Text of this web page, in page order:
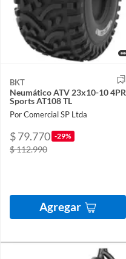
BKT
Neumático ATV 23x10-10 4PR
Sports AT108 TL
Por Comercial SP Ltda
$ 79.770 -29%
$ 112.990
Agregar